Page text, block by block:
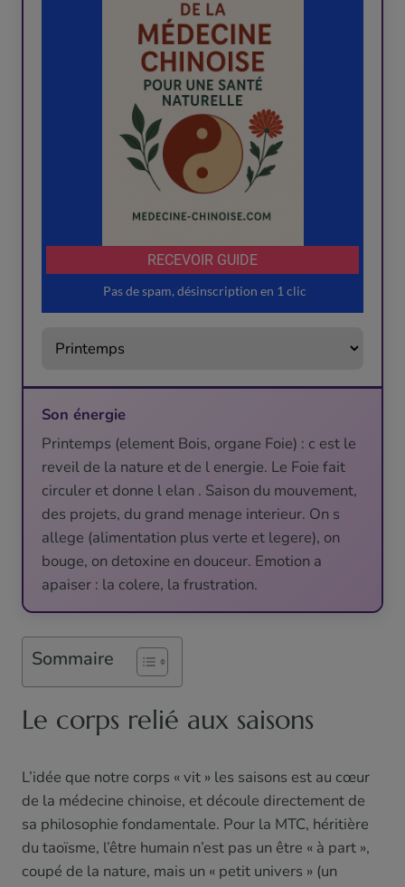
Son énergie
Printemps (element Bois, organe Foie) : c est le
reveil de la nature et de l energie. Le Foie fait
circuler et donne l elan . Saison du mouvement,
des projets, du grand menage interieur. On s
allege (alimentation plus verte et legere), on
bouge, on detoxine en douceur. Emotion a
apaiser : la colere, la frustration.
Sommaire
Le corps relié aux saisons
L’idée que notre corps « vit » les saisons est au cœur
de la médecine chinoise, et découle directement de
sa philosophie fondamentale. Pour la MTC, héritière
du taoïsme, l’être humain n’est pas un être « à part »,
coupé de la nature, mais un « petit univers » (un